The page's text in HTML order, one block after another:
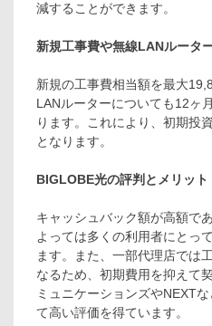
減することができます。
新規工事費や無線LANルータ
新規の工事費相当額を最大
LANルーターについても12ヶ
ります。これにより、初期投
となります。
BIGLOBE光の評判とメリット
キャッシュバック額が高額で
よっては多くの利用者にとっ
ます。また、一部代理店では
なるため、初期費用を抑えて
ミュニケーションズやNEXT
て高い評価を得ています。